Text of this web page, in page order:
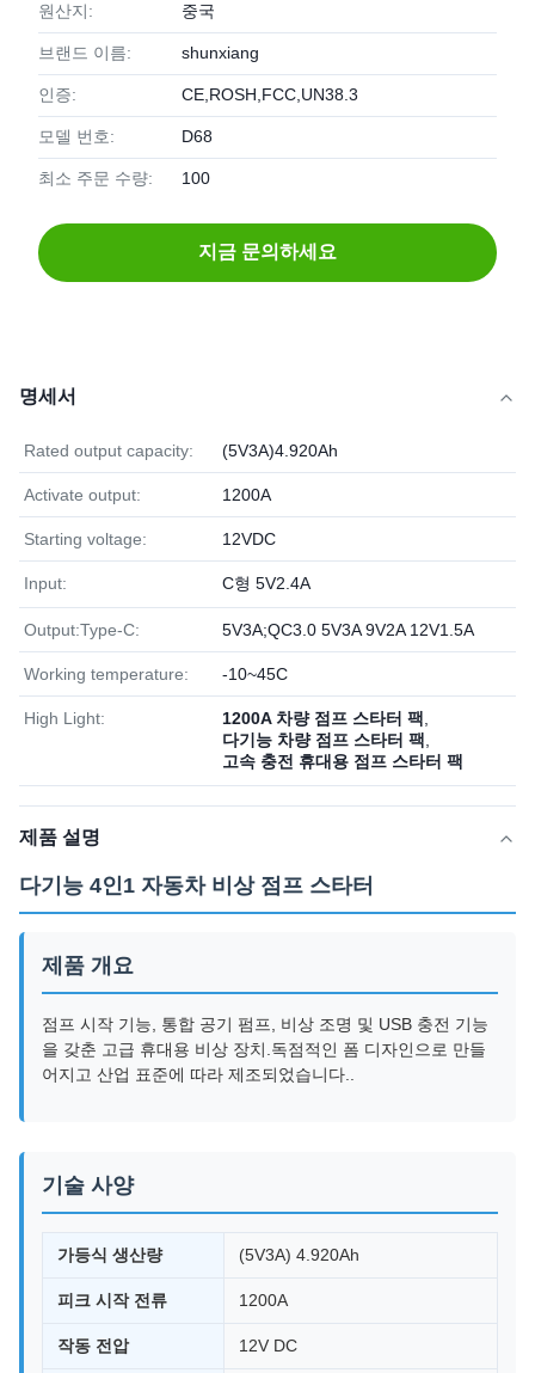
원산지: 중국
브랜드 이름: shunxiang
인증: CE,ROSH,FCC,UN38.3
모델 번호: D68
최소 주문 수량: 100
지금 문의하세요
명세서
Rated output capacity: (5V3A)4.920Ah
Activate output: 1200A
Starting voltage: 12VDC
Input: C형 5V2.4A
Output:Type-C: 5V3A;QC3.0 5V3A 9V2A 12V1.5A
Working temperature: -10~45C
High Light: 1200A 차량 점프 스타터 팩
다기능 차량 점프 스타터 팩
고속 충전 휴대용 점프 스타터 팩
제품 설명
다기능 4인1 자동차 비상 점프 스타터
제품 개요
점프 시작 기능, 통합 공기 펌프, 비상 조명 및 USB 충전 기능
을 갖춘 고급 휴대용 비상 장치.독점적인 폼 디자인으로 만들
어지고 산업 표준에 따라 제조되었습니다..
기술 사양
가등식 생산량 (5V3A) 4.920Ah
피크 시작 전류 1200A
작동 전압 12V DC